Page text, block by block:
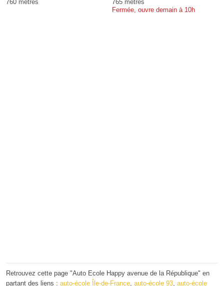
760 mètres
765 mètres
Fermée, ouvre demain à 10h
Retrouvez cette page "Auto Ecole Happy avenue de la République" en
partant des liens : auto-école Île-de-France auto-école 93 auto-école